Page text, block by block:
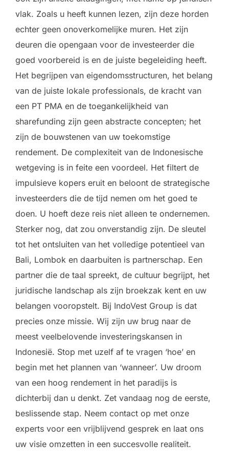
vlak. Zoals u heeft kunnen lezen, zijn deze horden
echter geen onoverkomelijke muren. Het zijn
deuren die opengaan voor de investeerder die
goed voorbereid is en de juiste begeleiding heeft.
Het begrijpen van eigendomsstructuren, het belang
van de juiste lokale professionals, de kracht van
een PT PMA en de toegankelijkheid van
sharefunding zijn geen abstracte concepten; het
zijn de bouwstenen van uw toekomstige
rendement. De complexiteit van de Indonesische
wetgeving is in feite een voordeel. Het filtert de
impulsieve kopers eruit en beloont de strategische
investeerders die de tijd nemen om het goed te
doen. U hoeft deze reis niet alleen te ondernemen.
Sterker nog, dat zou onverstandig zijn. De sleutel
tot het ontsluiten van het volledige potentieel van
Bali, Lombok en daarbuiten is partnerschap. Een
partner die de taal spreekt, de cultuur begrijpt, het
juridische landschap als zijn broekzak kent en uw
belangen vooropstelt. Bij IndoVest Group is dat
precies onze missie. Wij zijn uw brug naar de
meest veelbelovende investeringskansen in
Indonesië. Stop met uzelf af te vragen ‘hoe’ en
begin met het plannen van ‘wanneer’. Uw droom
van een hoog rendement in het paradijs is
dichterbij dan u denkt. Zet vandaag nog de eerste,
beslissende stap. Neem contact op met onze
experts voor een vrijblijvend gesprek en laat ons
uw visie omzetten in een succesvolle realiteit.